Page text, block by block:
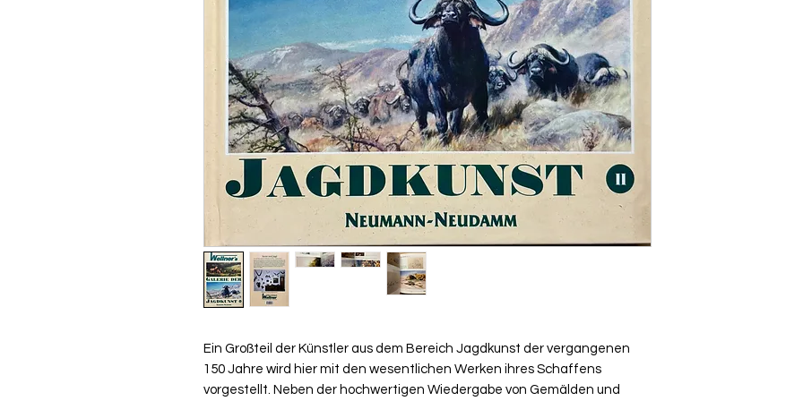
Ein Großteil der Künstler aus dem Bereich Jagdkunst der vergangenen
150 Jahre wird hier mit den wesentlichen Werken ihres Schaffens
vorgestellt. Neben der hochwertigen Wiedergabe von Gemälden und